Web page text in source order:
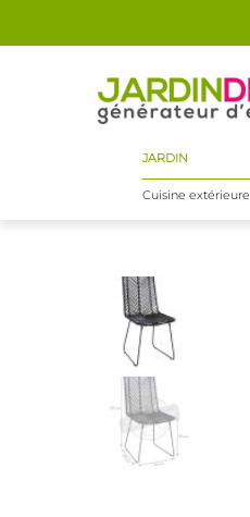
JARDIN
Cuisine extérieure